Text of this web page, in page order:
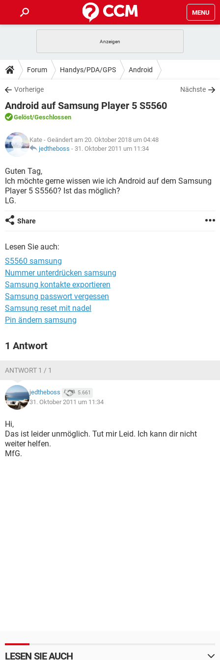
MENU
ANDROID IOS
WINDOWS 10
WHATSAPP TIKTOK
FACEBOOK
TIPPS & TRICKS
SPIELE STREAMING
WINDOWS 10
WHATSAPP
FACEBOOK HARDWARE
DOWNLOADS
SPIELE STREAMING
ANDROID
WINDOWS 10 INSTAGRAM
WHATSAPP
FACEBOOK
FORUM
SPIELE
ANDROID IOS
WHATSAPP TIKTOK
FACEBOOK
LEXIKON
SPIELE
ANDROID
WINDOWS 10 INSTAGRAM
FACEBOOK
Forum Handys/PDA/GPS Android
Vorherige Nächste
Android auf Samsung Player 5 S5560
Gelöst/Geschlossen
Kate - Geändert am 20. Oktober 2018 um 04:48
jedtheboss - 31. Oktober 2011 um 11:34
Guten Tag,
Ich möchte gerne wissen wie ich Android auf dem Samsung
Player 5 S5560? Ist das möglich?
LG.
Share
Lesen Sie auch:
S5560 samsung
Nummer unterdrücken samsung
Samsung kontakte exportieren
Samsung passwort vergessen
Samsung reset mit nadel
Pin ändern samsung
1 Antwort
ANTWORT 1 / 1
jedtheboss 5.661
31. Oktober 2011 um 11:34
Hi,
Das ist leider unmöglich. Tut mir Leid. Ich kann dir nicht
weiter helfen.
MfG.
LESEN SIE AUCH